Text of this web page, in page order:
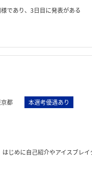
であり、3日目に発表がある
都 本選考優遇あり
二日目も顧客（社員）との折衝を行った。 昼食後は、現段階での成果物の発表を社員の方に対して行った。質問時間も設けられた。 三日目は